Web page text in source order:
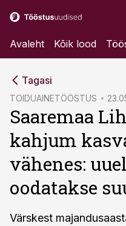
Avaleht Kõik lood
Tagasi
TOIDUAINETÖÖSTUS
Saaremaa
kahjum
vähenes:
oodatakse
Värskest